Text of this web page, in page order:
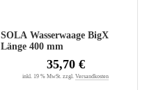
SOLA Wasserwaage BigX
Länge 400 mm
35,70 €
inkl. 19 % MwSt. zzgl. Versandkosten